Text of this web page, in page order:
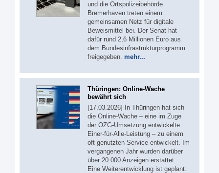
und die Ortspolizeibehörde
Bremerhaven treten einem
gemeinsamen Netz für digitale
Beweismittel bei. Der Senat hat
dafür rund 2,6 Millionen Euro aus
dem Bundesinfrastrukturprogramm
freigegeben. mehr...
Thüringen: Online-Wache
bewährt sich
[17.03.2026] In Thüringen hat sich
die Online-Wache – eine im Zuge
der OZG-Umsetzung entwickelte
Einer-für-Alle-Leistung – zu einem
oft genutzten Service entwickelt. Im
vergangenen Jahr wurden darüber
über 20.000 Anzeigen erstattet.
Eine Weiterentwicklung ist geplant.